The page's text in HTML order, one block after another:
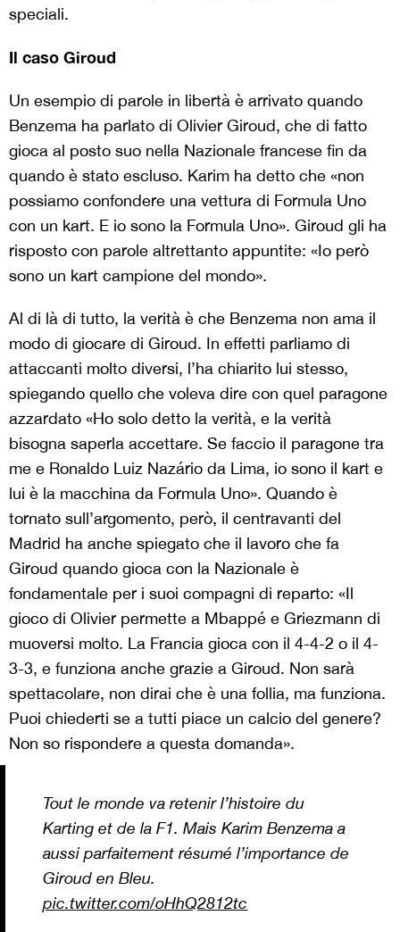
speciali.
Il caso Giroud
Un esempio di parole in libertà è arrivato quando
Benzema ha parlato di Olivier Giroud, che di fatto
gioca al posto suo nella Nazionale francese fin da
quando è stato escluso. Karim ha detto che «non
possiamo confondere una vettura di Formula Uno
con un kart. E io sono la Formula Uno». Giroud gli ha
risposto con parole altrettanto appuntite: «Io però
sono un kart campione del mondo».
Al di là di tutto, la verità è che Benzema non ama il
modo di giocare di Giroud. In effetti parliamo di
attaccanti molto diversi, l’ha chiarito lui stesso,
spiegando quello che voleva dire con quel paragone
azzardato «Ho solo detto la verità, e la verità
bisogna saperla accettare. Se faccio il paragone tra
me e Ronaldo Luiz Nazário da Lima, io sono il kart e
lui è la macchina da Formula Uno». Quando è
tornato sull’argomento, però, il centravanti del
Madrid ha anche spiegato che il lavoro che fa
Giroud quando gioca con la Nazionale è
fondamentale per i suoi compagni di reparto: «Il
gioco di Olivier permette a Mbappé e Griezmann di
muoversi molto. La Francia gioca con il 4-4-2 o il 4-
3-3, e funziona anche grazie a Giroud. Non sarà
spettacolare, non dirai che è una follia, ma funziona.
Puoi chiederti se a tutti piace un calcio del genere?
Non so rispondere a questa domanda».
Tout le monde va retenir l’histoire du
Karting et de la F1. Mais Karim Benzema a
aussi parfaitement résumé l’importance de
Giroud en Bleu.
pic.twitter.com/oHhQ2812tc